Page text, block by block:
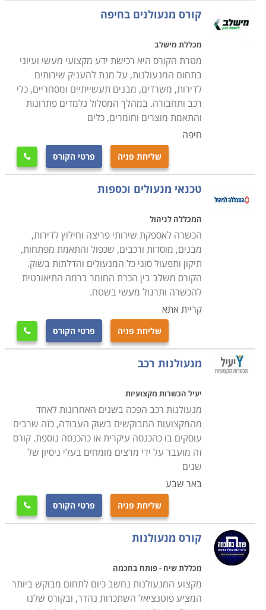
היכן ניתן ללמוד
בתכניות לימודים אישיות עם לווי מקצועי צמוד, כאשר חשוב
לוודא כי מקום הלימודים הינו עם וותק והמורים הינם מנוסים
בתחום, כמו גם כי התעודה הניתנת בסיומו של הקורס הינו
מקצועית ומוכרת בחברות המובילות בתחום זה.
בחלק ממוסדות הלימוד קיימת מערכת השמה של כוח אדם,
אשר מטרתה לסייע למסיימים את הקורס בהצלחה למצוא
מקום עבודה ולהשתלב מייד בשוק העבודה, לכן רצוי לבחור
קורס מנעולן במוסד לימודי אשר מעניק את השירות הזה על
מנת שתוכלו להתחיל בקריירה מצליחה מייד לאחר הקורס.
קורס מנעולנים בחיפה
מכללת מישלב
מטרת הקורס היא רכישת ידע מקצועי מעשי ועיוני
בתחום המנעולנות, על מנת להעניק שירותים
לדירות, משרדים, מבנים תעשייתיים ומסחריים, כלי
רכב ותחבורה. במהלך המסלול נלמדים פתרונות
והתאמת מוצרים וחומרים, כלים
חיפה
שליחת פניה פרטי הקורס 
טכנאי מנעולים וכספות
המכללה לניהול
הכשרה לאספקת שירותי פריצה וחילוץ לדירות,
מבנים, מוסדות ורכבים, שכפול והתאמת מפתחות,
תיקון ותפעול סוגי כל המנעולים והדלתות בשוק.
הקורס משלב בין הכרת החומר ברמה התיאורטית
להכשרה ותרגול מעשי בשטח.
קריית אתא
שליחת פניה פרטי הקורס 
מנעולנות רכב
יעיל הכשרות מקצועיות
מנעולנות רכב הפכה בשנים האחרונות לאחד
מהמקצועות המבוקשים בשוק העבודה, כזה שרבים
עוסקים בו כהכנסה עיקרית או כהכנסה נוספת. קורס
זה מועבר על ידי מרצים מומחים בעלי ניסיון של
שנים
באר שבע
שליחת פניה פרטי הקורס 
קורס מנעולנות
מכללת שיח - פותח בחכמה
מקצוע המנעולנות נחשב כיום לתחום מבוקש ביותר
המציע פוטנציאל השתכרות נהדר, ובקורס שלנו